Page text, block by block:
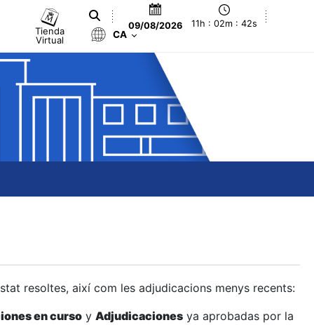
Tienda
Virtual
09/08/2026 11h : 02m : 42s
CA
resoltes, així com les adjudicacions menys recents:
en curso y Adjudicaciones ya aprobadas por la